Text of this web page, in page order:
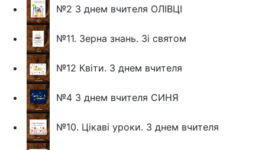
№2 З днем вчителя ОЛІВЦІ
№11. Зерна знань. Зі святом
№12 Квіти. З днем вчителя
№4 З днем вчителя СИНЯ
№10. Цікаві уроки. З днем вчителя